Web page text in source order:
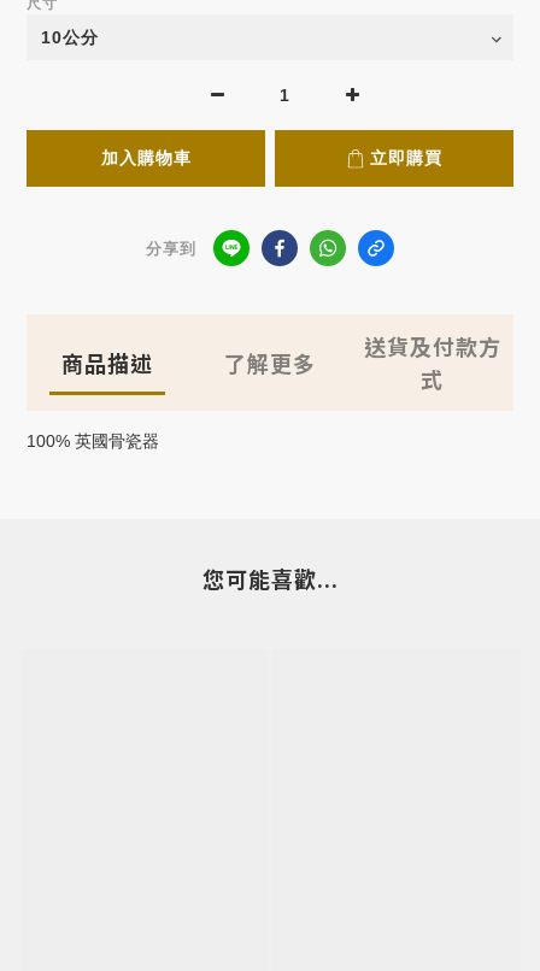
尺寸
加入購物車 立即購買
分享到
商品描述 了解更多
送貨及付款方
式
100% 英國骨瓷器
您可能喜歡...